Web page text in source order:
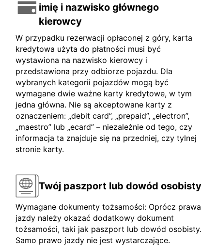
imię i nazwisko głównego
kierowcy
W przypadku rezerwacji opłaconej z góry, karta
kredytowa użyta do płatności musi być
wystawiona na nazwisko kierowcy i
przedstawiona przy odbiorze pojazdu. Dla
wybranych kategorii pojazdów mogą być
wymagane dwie ważne karty kredytowe, w tym
jedna główna. Nie są akceptowane karty z
oznaczeniem: „debit card”, „prepaid”, „electron”,
„maestro” lub „ecard” – niezależnie od tego, czy
informacja ta znajduje się na przedniej, czy tylnej
stronie karty.
Twój paszport lub dowód osobisty
Wymagane dokumenty tożsamości: Oprócz prawa
jazdy należy okazać dodatkowy dokument
tożsamości, taki jak paszport lub dowód osobisty.
Samo prawo jazdy nie jest wystarczające.